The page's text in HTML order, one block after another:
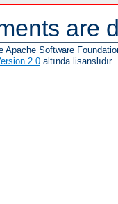
are
Apache Software
2.0 altında lisanslıdır.